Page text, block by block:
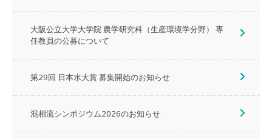
大阪公立大学大学院 農学研究科（生産環境学分野） 専
任教員の公募について
第29回 日本水大賞 募集開始のお知らせ
混相流シンポジウム2026のお知らせ